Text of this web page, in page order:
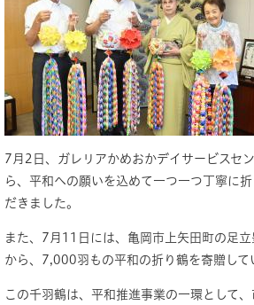
7月2日、ガレリアかめおかデイサービスセ
ら、平和への願いを込めて一つ一つ丁寧に
だきました。
また、7月11日には、亀岡市上矢田町の足
から、7,000羽もの平和の折り鶴を寄贈して
この千羽鶴は、平和推進事業の一環として